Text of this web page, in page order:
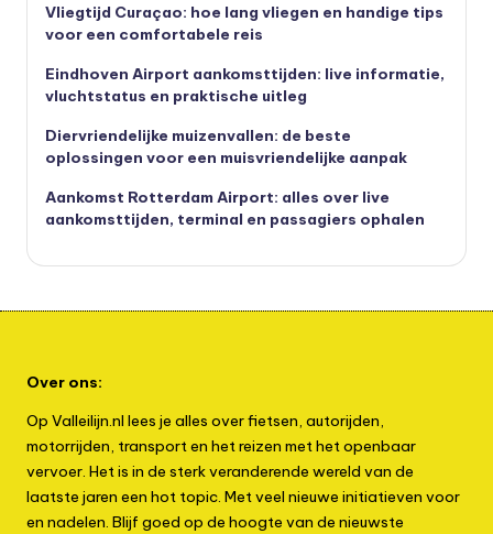
Vliegtijd Curaçao: hoe lang vliegen en handige tips
voor een comfortabele reis
Eindhoven Airport aankomsttijden: live informatie,
vluchtstatus en praktische uitleg
Diervriendelijke muizenvallen: de beste
oplossingen voor een muisvriendelijke aanpak
Aankomst Rotterdam Airport: alles over live
aankomsttijden, terminal en passagiers ophalen
Over ons:
Op Valleilijn.nl lees je alles over fietsen, autorijden,
motorrijden, transport en het reizen met het openbaar
vervoer. Het is in de sterk veranderende wereld van de
laatste jaren een hot topic. Met veel nieuwe initiatieven voor
en nadelen. Blijf goed op de hoogte van de nieuwste